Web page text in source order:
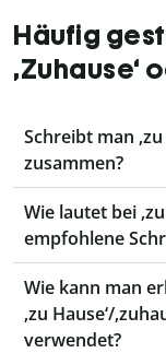
Häufig
‚Zuhause‘
Schreibt man
zusammen?
Wie lautet bei
empfohlene
Wie kann man
‚zu Hause‘/
verwendet?